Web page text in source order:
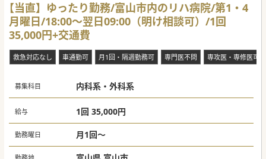
【当直】ゆったり勤務/富山市内のリハ病院/第1・4
月曜日/18:00～翌日09:00（明け相談可）/1回
35,000円+交通費
救急対応なし 車通勤可 月1回・隔週勤務可 専門医不問 専攻医・専修医可
募集科目 内科系・外科系
給与 1回 35,000円
勤務曜日 月1回～